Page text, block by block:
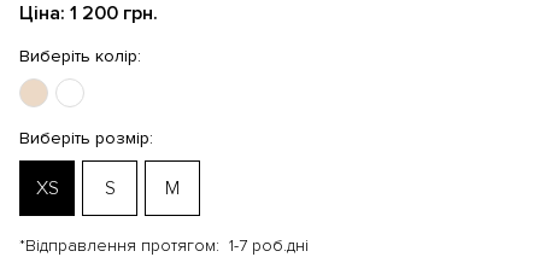
Ціна: 1 200 грн.
Виберіть колір:
Виберіть розмір:
XS S M
*Відправлення протягом: 1-7 роб.дні